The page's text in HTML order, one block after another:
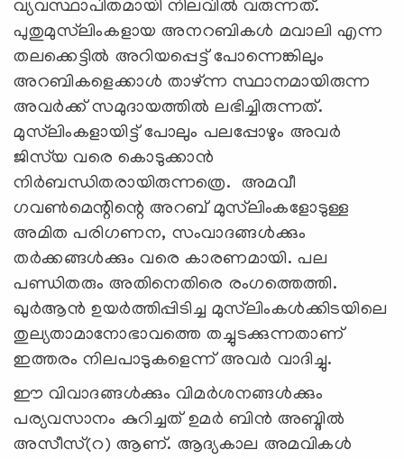
വ്യവസ്ഥാപിതമായി നിലവില്‍ വരുന്നത്.
പുതുമുസ്‍ലിംകളായ അനറബികള്‍ മവാലി എന്ന
തലക്കെട്ടില്‍ അറിയപ്പെട്ട് പോന്നെങ്കിലും
അറബികളെക്കാള്‍ താഴ്ന്ന സ്ഥാനമായിരുന്ന
അവര്‍ക്ക് സമുദായത്തില്‍ ലഭിച്ചിരുന്നത്.
മുസ്‍ലിംകളായിട്ട് പോലും പലപ്പോഴും അവര്‍
ജിസ്‍യ വരെ കൊടുക്കാന്‍
നിര്‍ബന്ധിതരായിരുന്നത്രെ. അമവീ
ഗവണ്‍മെന്റിന്റെ അറബ് മുസ്‍ലിംകളോടുള്ള
അമിത പരിഗണന, സംവാദങ്ങള്‍ക്കും
തര്‍ക്കങ്ങള്‍ക്കും വരെ കാരണമായി. പല
പണ്ഡിതരും അതിനെതിരെ രംഗത്തെത്തി.
ഖുര്‍ആന്‍ ഉയര്‍ത്തിപ്പിടിച്ച മുസ്‍ലിംകള്‍ക്കിടയിലെ
തുല്യതാമാനോഭാവത്തെ തച്ചുടക്കുന്നതാണ്
ഇത്തരം നിലപാടുകളെന്ന് അവര്‍ വാദിച്ചു.
ഈ വിവാദങ്ങള്‍ക്കും വിമര്‍ശനങ്ങള്‍ക്കും
പര്യവസാനം കുറിച്ചത് ഉമര്‍ ബിന്‍ അബ്ദില്‍
അസീസ്(റ) ആണ്. ആദ്യകാല അമവികള്‍